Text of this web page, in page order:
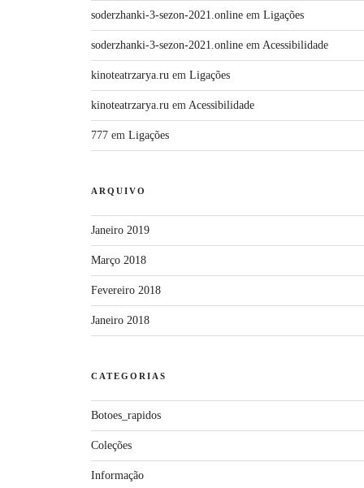
soderzhanki-3-sezon-2021.online em Ligações
soderzhanki-3-sezon-2021.online em Acessibilidade
kinoteatrzarya.ru em Ligações
kinoteatrzarya.ru em Acessibilidade
777 em Ligações
ARQUIVO
Janeiro 2019
Março 2018
Fevereiro 2018
Janeiro 2018
CATEGORIAS
Botoes_rapidos
Coleções
Informação